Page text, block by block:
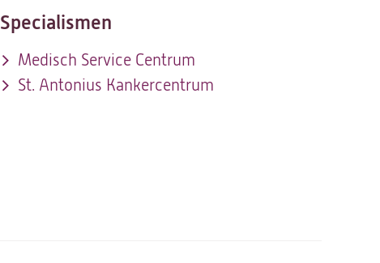
Specialismen
Medisch Service Centrum
St. Antonius Kankercentrum